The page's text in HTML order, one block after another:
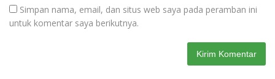
Simpan nama, email, dan situs web saya pada peramban ini
untuk komentar saya berikutnya.